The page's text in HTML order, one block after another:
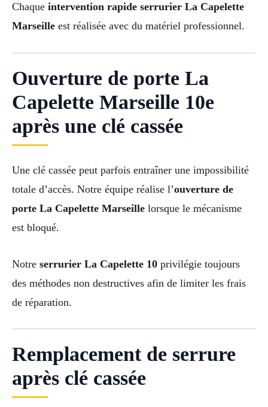
Chaque intervention rapide serrurier La Capelette
Marseille est réalisée avec du matériel professionnel.
Ouverture de porte La
Capelette Marseille 10e
après une clé cassée
Une clé cassée peut parfois entraîner une impossibilité
totale d’accès. Notre équipe réalise l’ouverture de
porte La Capelette Marseille lorsque le mécanisme
est bloqué.
Notre serrurier La Capelette 10 privilégie toujours
des méthodes non destructives afin de limiter les frais
de réparation.
Remplacement de serrure
après clé cassée